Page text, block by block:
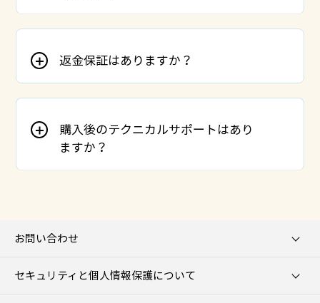
返金保証はありますか？
購入後のテクニカルサポートはあり
ますか？
お問い合わせ
セキュリティと個人情報保護について